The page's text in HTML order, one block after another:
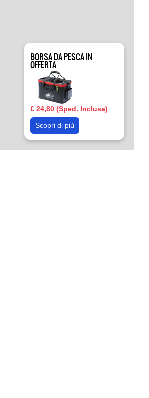
BORSA DA PESCA IN
OFFERTA
€ 24,80 (Sped. Inclusa)
Scopri di più